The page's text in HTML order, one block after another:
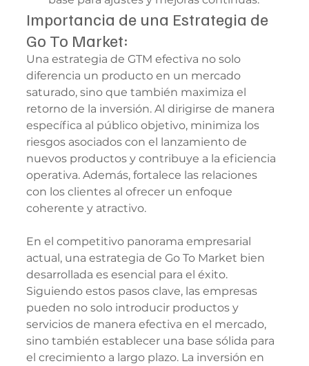
Importancia de una Estrategia de
Go To Market:
Una estrategia de GTM efectiva no solo
diferencia un producto en un mercado
saturado, sino que también maximiza el
retorno de la inversión. Al dirigirse de manera
específica al público objetivo, minimiza los
riesgos asociados con el lanzamiento de
nuevos productos y contribuye a la eficiencia
operativa. Además, fortalece las relaciones
con los clientes al ofrecer un enfoque
coherente y atractivo.
En el competitivo panorama empresarial
actual, una estrategia de Go To Market bien
desarrollada es esencial para el éxito.
Siguiendo estos pasos clave, las empresas
pueden no solo introducir productos y
servicios de manera efectiva en el mercado,
sino también establecer una base sólida para
el crecimiento a largo plazo. La inversión en